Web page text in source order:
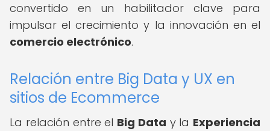
convertido en un habilitador clave para
impulsar el crecimiento y la innovación en el
comercio electrónico.
Relación entre Big Data y UX en
sitios de Ecommerce
La relación entre el Big Data y la Experiencia